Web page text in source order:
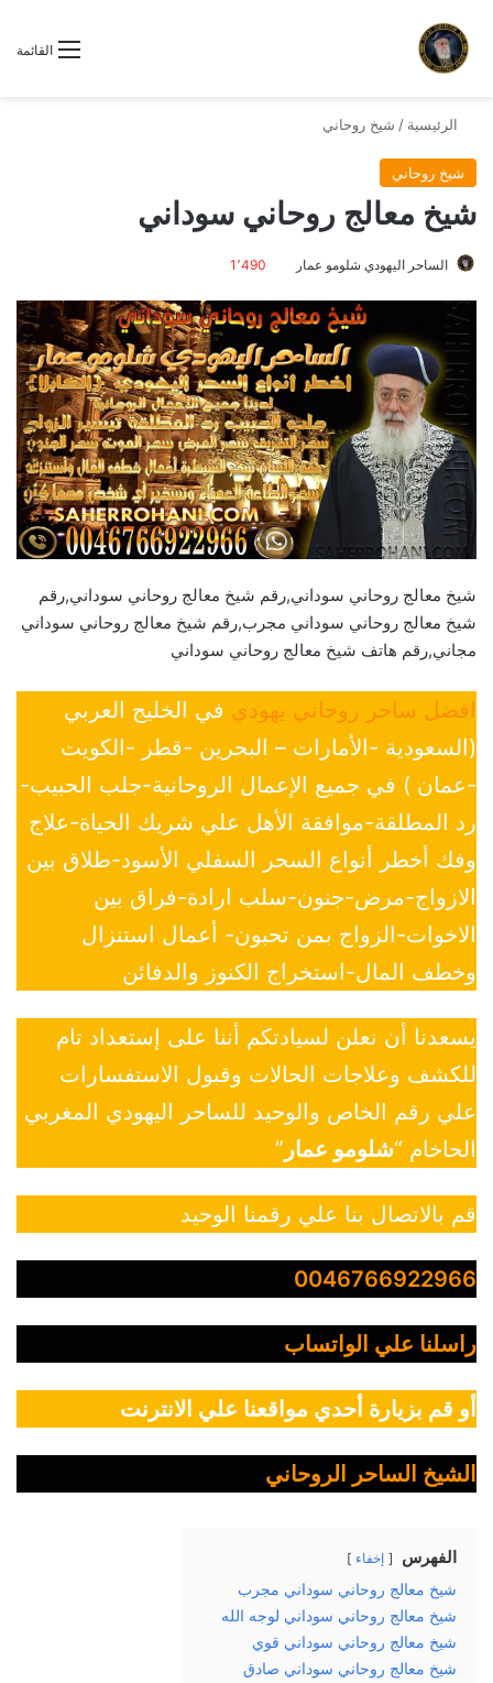
القائمة
الرئيسية / شيخ روحاني
شيخ روحاني
شيخ معالج روحاني سوداني
الساحر اليهودي شلومو عمار 1٬490
شيخ معالج روحاني سوداني,رقم شيخ معالج روحاني سوداني,رقم
شيخ معالج روحاني سوداني مجرب,رقم شيخ معالج روحاني سوداني
مجاني,رقم هاتف شيخ معالج روحاني سوداني
افضل ساحر روحاني يهودي في الخليج العربي
(السعودية -الأمارات – البحرين -قطر -الكويت
-عمان ) في جميع الإعمال الروحانية-جلب الحبيب-
رد المطلقة-موافقة الأهل علي شريك الحياة-علاج
وفك أخطر أنواع السحر السفلي الأسود-طلاق بين
الازواج-مرض-جنون-سلب ارادة-فراق بين
الاخوات-الزواج بمن تحبون- أعمال استنزال
وخطف المال-استخراج الكنوز والدفائن
يسعدنا أن نعلن لسيادتكم أننا على إستعداد تام
للكشف وعلاجات الحالات وقبول الاستفسارات
علي رقم الخاص والوحيد للساحر اليهودي المغربي
الحاخام “شلومو عمار ”
قم بالاتصال بنا علي رقمنا الوحيد
0046766922966
راسلنا علي الواتساب
أو قم بزيارة أحدي مواقعنا علي الانترنت
الشيخ الساحر الروحاني
الفهرس إخفاء
شيخ معالج روحاني سوداني مجرب
شيخ معالج روحاني سوداني لوجه الله
شيخ معالج روحاني سوداني قوي
شيخ معالج روحاني سوداني صادق